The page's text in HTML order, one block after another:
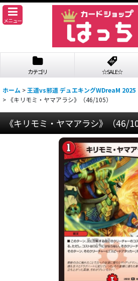
メニュー
カテゴリ ☆SALE☆
ホーム > 王道vs邪道 デュエキングWDreaM 2025
> 《キリモミ・ヤマアラシ》（46/105）
《キリモミ・ヤマアラシ》（46/